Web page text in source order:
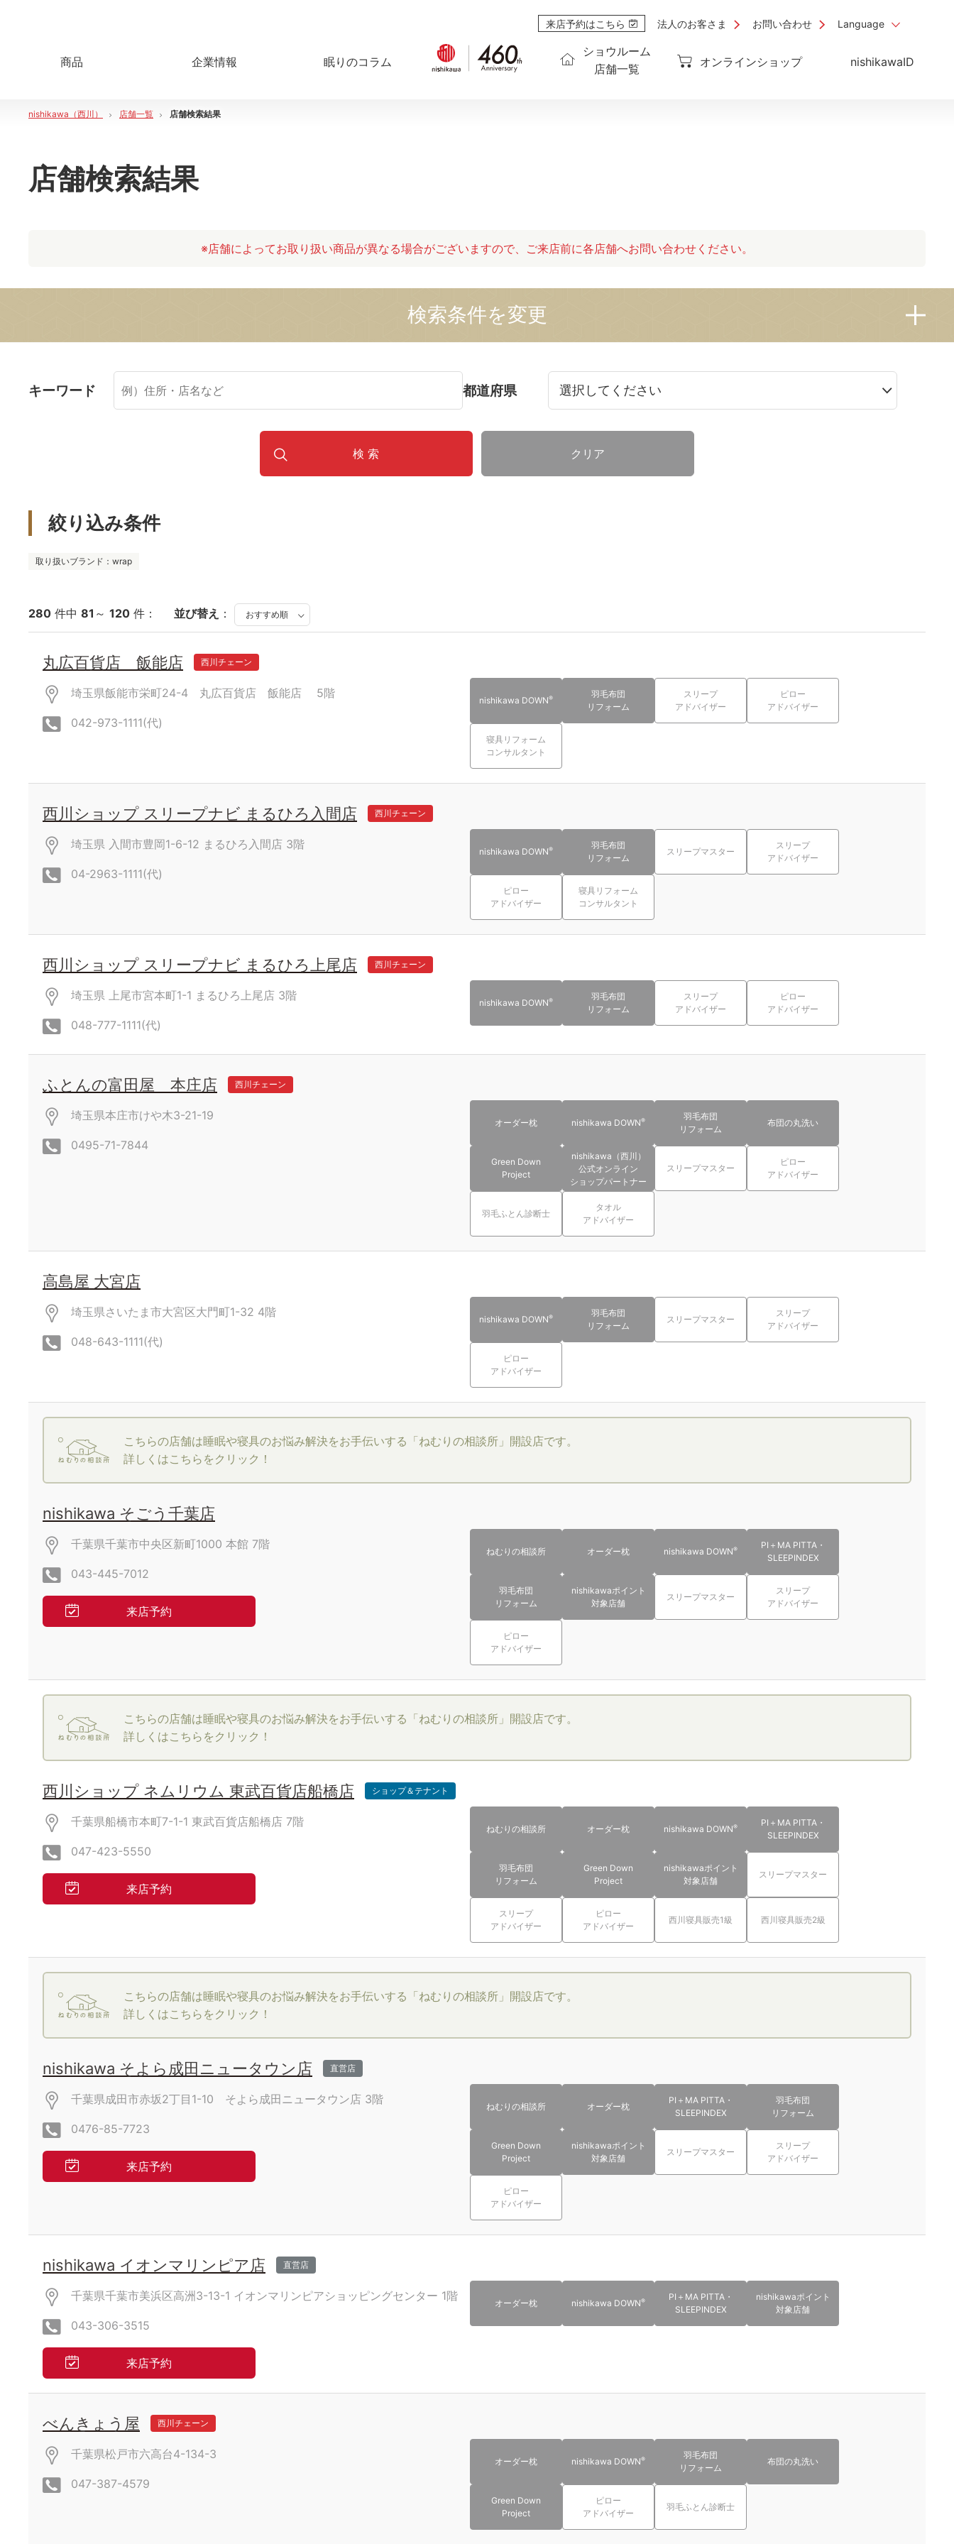
商品 企業情報 眠りのコラム
ショウルーム
店舗一覧
オンラインショップ nishikawaID
来店予約はこちら 法人のお客さま お問い合わせ Language
nishikawa（西川） 店舗一覧 店舗検索結果
店舗検索結果
※店舗によってお取り扱い商品が異なる場合がございますので、ご来店前に各店舗へお問い合わせください。
検索条件を変更
キーワード 都道府県
クリア
絞り込み条件
取り扱いブランド：wrap
280 件中 81 ～ 120 件： 並び替え ：
丸広百貨店 飯能店 西川チェーン
埼玉県飯能市栄町24-4 丸広百貨店 飯能店 5階
042-973-1111(代)
nishikawa DOWN®
羽毛布団
リフォーム
スリープ
アドバイザー
ピロー
アドバイザー
寝具リフォーム
コンサルタント
西川ショップ スリープナビ まるひろ入間店 西川チェーン
埼玉県 入間市豊岡1-6-12 まるひろ入間店 3階
04-2963-1111(代)
nishikawa DOWN®
羽毛布団
リフォーム
スリープマスター
スリープ
アドバイザー
ピロー
アドバイザー
寝具リフォーム
コンサルタント
西川ショップ スリープナビ まるひろ上尾店 西川チェーン
埼玉県 上尾市宮本町1-1 まるひろ上尾店 3階
048-777-1111(代)
nishikawa DOWN®
羽毛布団
リフォーム
スリープ
アドバイザー
ピロー
アドバイザー
ふとんの富田屋 本庄店 西川チェーン
埼玉県本庄市けや木3-21-19
0495-71-7844
オーダー枕 nishikawa DOWN®
羽毛布団
リフォーム
布団の丸洗い
Green Down
Project
nishikawa（西川）
公式オンライン
ショップパートナー
スリープマスター
ピロー
アドバイザー
羽毛ふとん診断士
タオル
アドバイザー
高島屋 大宮店
埼玉県さいたま市大宮区大門町1-32 4階
048-643-1111(代)
nishikawa DOWN®
羽毛布団
リフォーム
スリープマスター
スリープ
アドバイザー
ピロー
アドバイザー
こちらの店舗は睡眠や寝具のお悩み解決をお手伝いする「ねむりの相談所」開設店です。
詳しくはこちらをクリック！
nishikawa そごう千葉店
千葉県千葉市中央区新町1000 本館 7階
043-445-7012
来店予約
ねむりの相談所 オーダー枕 nishikawa DOWN®
PI＋MA PITTA・
SLEEPINDEX
羽毛布団
リフォーム
nishikawaポイント
対象店舗
スリープマスター
スリープ
アドバイザー
ピロー
アドバイザー
こちらの店舗は睡眠や寝具のお悩み解決をお手伝いする「ねむりの相談所」開設店です。
詳しくはこちらをクリック！
西川ショップ ネムリウム 東武百貨店船橋店 ショップ＆テナント
千葉県船橋市本町7-1-1 東武百貨店船橋店 7階
047-423-5550
来店予約
ねむりの相談所 オーダー枕 nishikawa DOWN®
PI＋MA PITTA・
SLEEPINDEX
羽毛布団
リフォーム
Green Down
Project
nishikawaポイント
対象店舗
スリープマスター
スリープ
アドバイザー
ピロー
アドバイザー
西川寝具販売1級 西川寝具販売2級
こちらの店舗は睡眠や寝具のお悩み解決をお手伝いする「ねむりの相談所」開設店です。
詳しくはこちらをクリック！
nishikawa そよら成田ニュータウン店 直営店
千葉県成田市赤坂2丁目1-10 そよら成田ニュータウン店 3階
0476-85-7723
来店予約
ねむりの相談所 オーダー枕
PI＋MA PITTA・
SLEEPINDEX
羽毛布団
リフォーム
Green Down
Project
nishikawaポイント
対象店舗
スリープマスター
スリープ
アドバイザー
ピロー
アドバイザー
nishikawa イオンマリンピア店 直営店
千葉県千葉市美浜区高洲3-13-1 イオンマリンピアショッピングセンター 1階
043-306-3515
来店予約
オーダー枕 nishikawa DOWN®
PI＋MA PITTA・
SLEEPINDEX
nishikawaポイント
対象店舗
べんきょう屋 西川チェーン
千葉県松戸市六高台4-134-3
047-387-4579
オーダー枕 nishikawa DOWN®
羽毛布団
リフォーム
布団の丸洗い
Green Down
Project
ピロー
アドバイザー
羽毛ふとん診断士